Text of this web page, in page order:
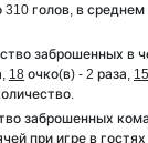
голов, в
заброшенных в
18 очко(в) - 2 раза, 15
заброшенных
при игре в